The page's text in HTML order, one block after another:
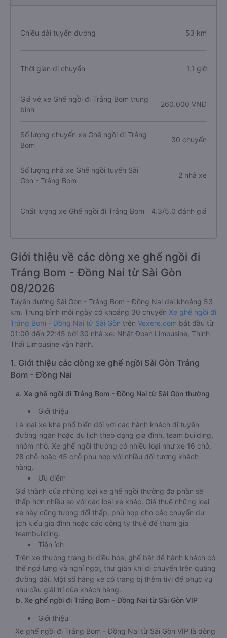
Chiều dài tuyến đường 53 km
Thời gian di chuyển 1.1 giờ
Giá vé xe Ghế ngồi đi Trảng Bom trung
bình
260.000 VNĐ
Số lượng chuyến xe Ghế ngồi đi Trảng
Bom
30 chuyến
Số lượng nhà xe Ghế ngồi tuyến Sài
Gòn - Trảng Bom
2 nhà xe
Chất lượng xe Ghế ngồi đi Trảng Bom 4.3/5.0 đánh giá
Giới thiệu về các dòng xe ghế ngồi đi
Trảng Bom - Đồng Nai từ Sài Gòn
08/2026
Tuyến đường Sài Gòn - Trảng Bom - Đồng Nai dài khoảng 53
km. Trung bình mỗi ngày có khoảng 30 chuyến Xe ghế ngồi đi
Trảng Bom - Đồng Nai từ Sài Gòn trên Vexere.com bắt đầu từ
01:00 đến 22:45 bởi 30 nhà xe: Nhật Đoan Limousine, Thịnh
Thái Limousine vận hành.
1. Giới thiệu các dòng xe ghế ngồi Sài Gòn Trảng
Bom - Đồng Nai
a. Xe ghế ngồi đi Trảng Bom - Đồng Nai từ Sài Gòn thường
Giới thiệu
Là loại xe khá phổ biến đối với các hành khách đi tuyến
đường ngắn hoặc du lịch theo dạng gia đình, team building,
nhóm nhỏ. Xe ghế ngồi thường có nhiều loại như xe 16 chỗ,
28 chỗ hoặc 45 chỗ phù hợp với nhiều đối tượng khách
hàng.
Ưu điểm
Giá thành của những loại xe ghế ngồi thường đa phần sẽ
thấp hơn nhiều so với các loại xe khác. Giá thuê những loại
xe này cũng tương đối thấp, phù hợp cho các chuyến du
lịch kiểu gia đình hoặc các công ty thuê để tham gia
teambuilding.
Tiện ích
Trên xe thường trang bị điều hòa, ghế bật để hành khách có
thể ngả lưng và nghỉ ngơi, thư giãn khi di chuyển trên quãng
đường dài. Một số hãng xe có trang bị thêm tivi để phục vụ
nhu cầu giải trí của khách hàng.
b. Xe ghế ngồi đi Trảng Bom - Đồng Nai từ Sài Gòn VIP
Giới thiệu
Xe ghế ngồi đi Trảng Bom - Đồng Nai từ Sài Gòn VIP là dòng